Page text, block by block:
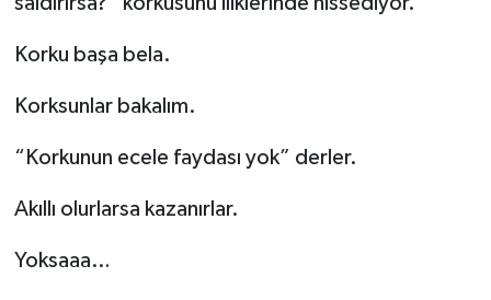
Korku başa bela.
Korksunlar bakalım.
“Korkunun ecele faydası yok” derler.
Akıllı olurlarsa kazanırlar.
Yoksaaa…